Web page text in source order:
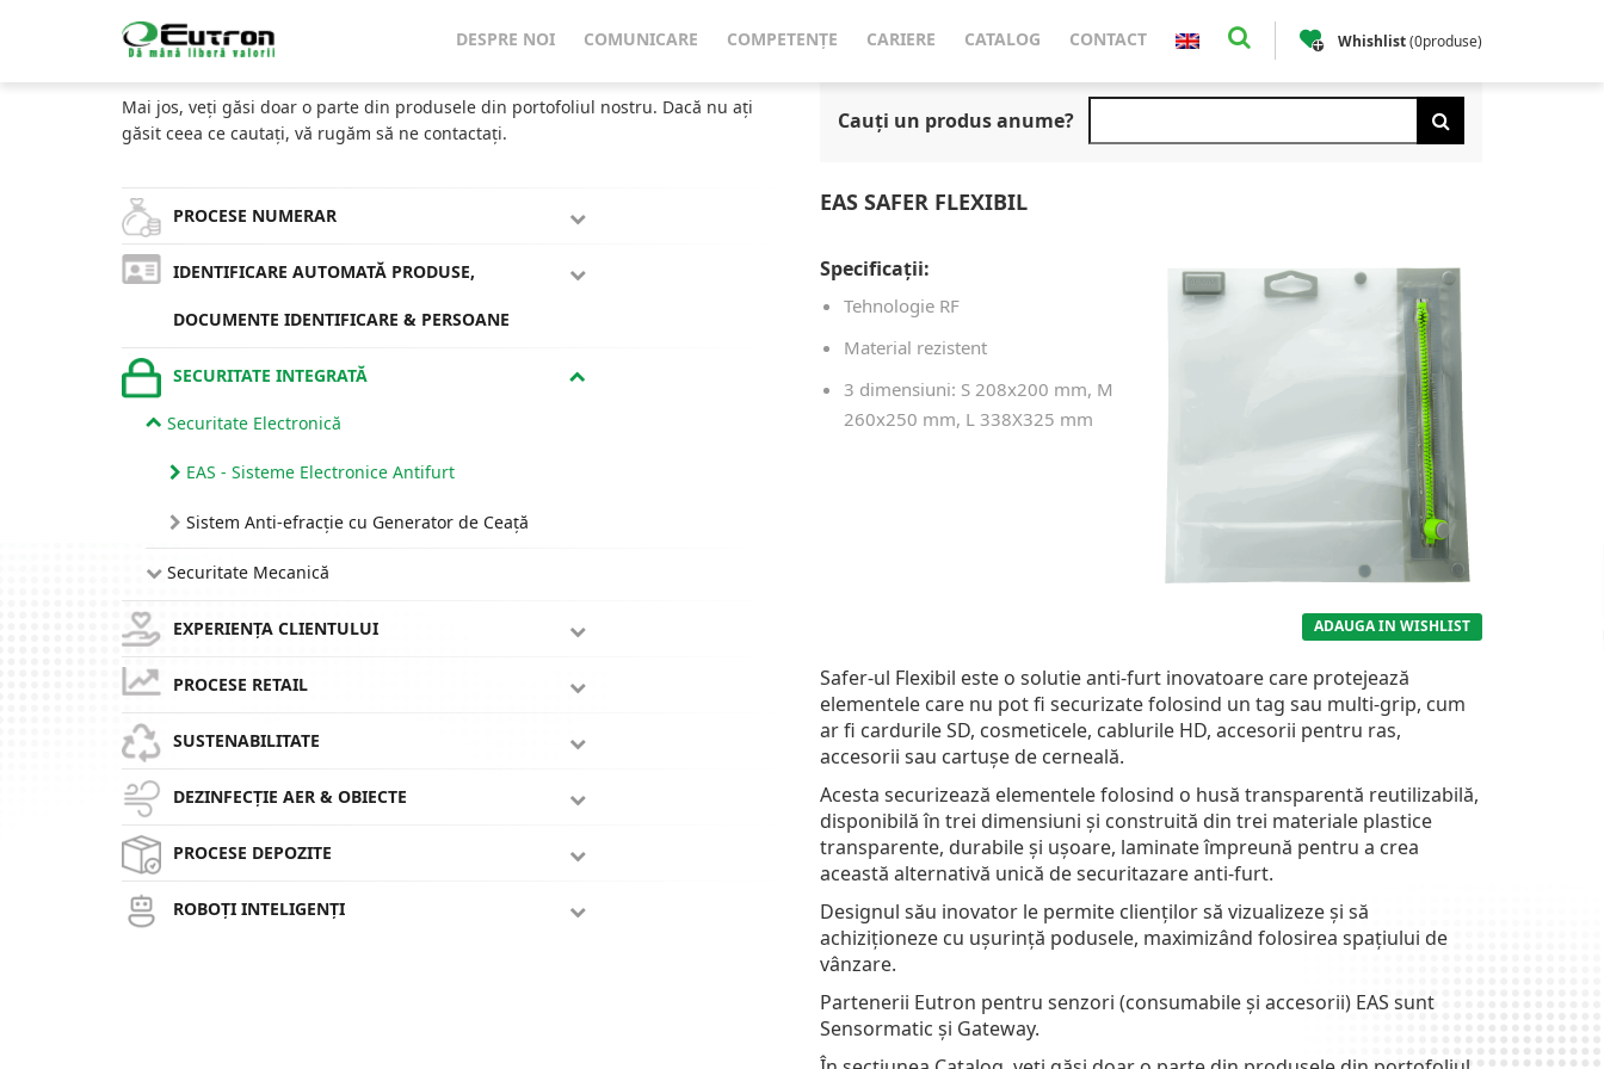
Whishlist(0produse)
DESPRE NOI COMUNICARE COMPETENȚE CARIERE CATALOG CONTACT
Home
CATALOG
Mai jos, veți găsi doar o parte din produsele din portofoliul nostru. Dacă nu ați
găsit ceea ce cautați, vă rugăm să ne contactați.
Cauți un produs anume?
PROCESE NUMERAR
IDENTIFICARE AUTOMATĂ PRODUSE,
DOCUMENTE IDENTIFICARE & PERSOANE
SECURITATE INTEGRATĂ
Securitate Electronică
EAS - Sisteme Electronice Antifurt
Sistem Anti-efracție cu Generator de Ceață
Securitate Mecanică
EXPERIENȚA CLIENTULUI
PROCESE RETAIL
SUSTENABILITATE
DEZINFECȚIE AER & OBIECTE
PROCESE DEPOZITE
ROBOȚI INTELIGENȚI
EAS SAFER FLEXIBIL
Specificații:
Tehnologie RF
Material rezistent
3 dimensiuni: S 208x200 mm, M
260x250 mm, L 338X325 mm
ADAUGA IN WISHLIST
Safer-ul Flexibil este o solutieanti-furt inovatoare care protejează
elementele care nu pot fi securizate folosind un tag sau multi-grip, cum
ar fi cardurile SD, cosmeticele, cablurile HD, accesorii pentru ras,
accesorii sau cartușe de cerneală.
Acesta securizează elementele folosind o husă transparentă reutilizabilă,
disponibilă în trei dimensiuni și construită din trei materiale plastice
transparente, durabile și ușoare, laminate împreună pentru a crea
această alternativă unică de securitazare anti-furt.
Designul său inovator le permite clienților să vizualizeze și să
achiziționeze cu ușurință podusele, maximizând folosirea spațiului de
vânzare.
Partenerii Eutron pentru senzori (consumabile și accesorii) EAS sunt
Sensormatic și Gateway.